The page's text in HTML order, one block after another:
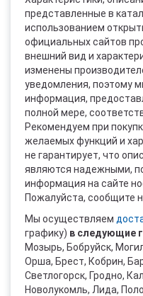
представленные в
использованием
официальных сайтов
внешний вид и
изменены
уведомления, поэтому
информация,
полной мере,
Рекомендуем при
желаемых функций и
не гарантирует, что
являются надежными,
информация на сайте
Пожалуйста, сообщите
Мы осуществляем
графику) в следующие
Мозырь, Бобруйск,
Орша, Брест, Кобрин,
Светлогорск, Гродно,
Новолукомль, Лида,